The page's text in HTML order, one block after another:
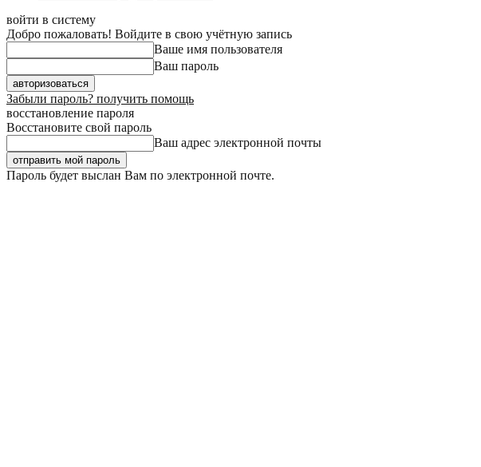
войти в систему
Добро пожаловать! Войдите в свою учётную запись
Ваше имя пользователя
Ваш пароль
Забыли пароль? получить помощь
восстановление пароля
Восстановите свой пароль
Ваш адрес электронной почты
Пароль будет выслан Вам по электронной почте.